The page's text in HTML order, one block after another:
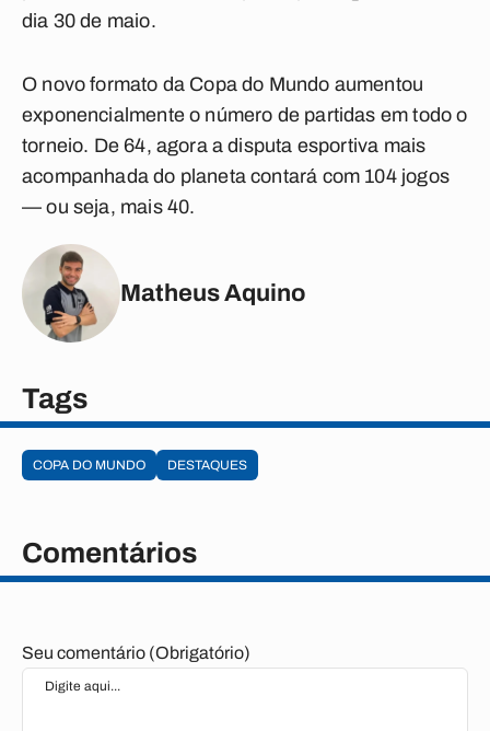
dia 30 de maio.
O novo formato da Copa do Mundo aumentou
exponencialmente o número de partidas em todo o
torneio. De 64, agora a disputa esportiva mais
acompanhada do planeta contará com 104 jogos
— ou seja, mais 40.
Matheus Aquino
Tags
COPA DO MUNDO DESTAQUES
Comentários
Seu comentário (Obrigatório)